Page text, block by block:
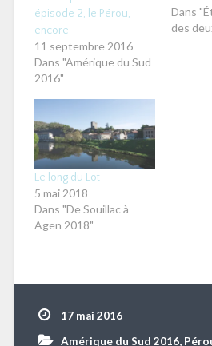
épisode 2, le Pérou,
encore
11 septembre 2016
Dans "Amérique du Sud
2016"
Dans
des
Le long du Lot
5 mai 2018
Dans "De Souillac à
Agen 2018"
17 mai 2016
Amérique du Sud 2016,